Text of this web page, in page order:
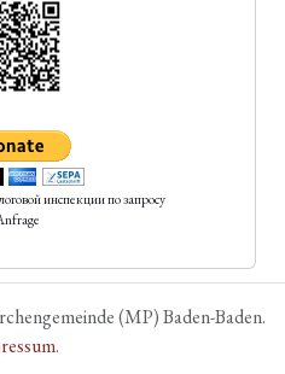
инспекции по запросу
(MP) Baden-Baden.
.